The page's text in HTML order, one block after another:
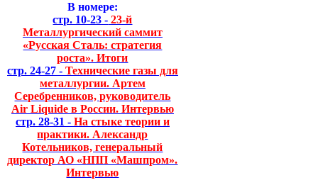
В номере:
стр. 10-23 - 23-й
Металлургический саммит
«Русская Сталь: стратегия
роста». Итоги
стр. 24-27 - Технические газы для
металлургии. Артем
Серебренников, руководитель
Air Liquide в России. Интервью
стр. 28-31 - На стыке теории и
практики. Александр
Котельников, генеральный
директор АО «НПП «Машпром».
Интервью